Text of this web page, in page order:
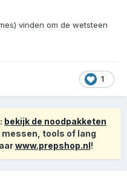
vinden om de wetsteen
1
bekijk de noodpakketen
tools of lang
www.prepshop.nl!